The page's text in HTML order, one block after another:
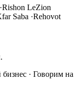
·Rishon LeZion
Saba ·Rehovot
· Говорим на